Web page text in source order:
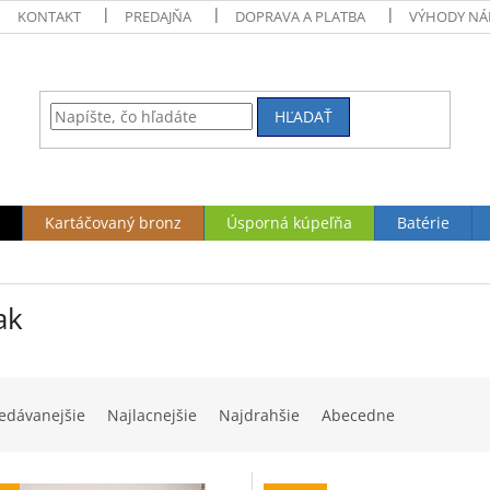
KONTAKT PREDAJŇA DOPRAVA A PLATBA VÝHODY
HĽADAŤ
Kartáčovaný bronz Úsporná kúpeľňa Batérie
Najlacnejšie Najdrahšie Abecedne